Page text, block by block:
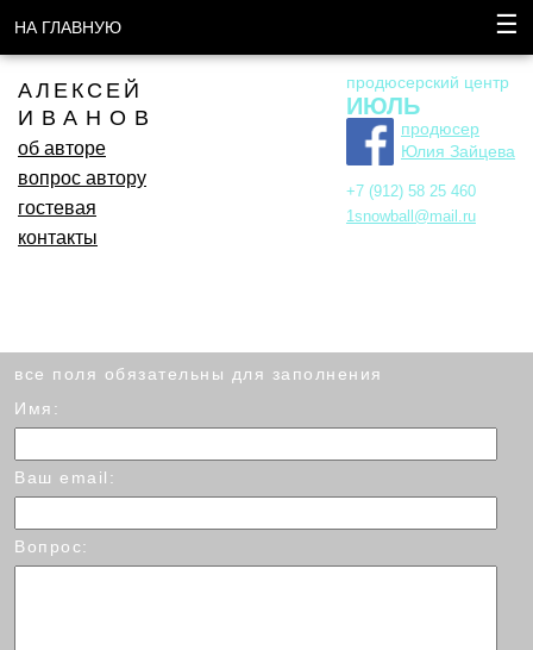
НА ГЛАВНУЮ ☰
АЛЕКСЕЙ
ИВАНОВ
об авторе
вопрос автору
гостевая
контакты
продюсерский центр
ИЮЛЬ
продюсер
Юлия Зайцева
+7 (912) 58 25 460
1snowball@mail.ru
все поля обязательны для заполнения
Имя:
Ваш email:
Вопрос: